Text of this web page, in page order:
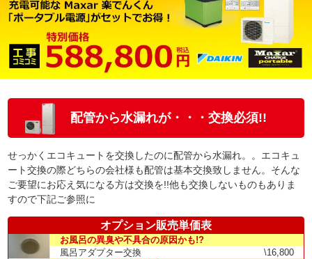
配管から水漏れが・・・交換必須!!
せっかくエコキュートを交換したのに配管から水漏れ。。エコキュ
ート交換の際どちらの会社様も配管は基本交換致しません。そんな
ご要望にお応え気になる方は交換を!!他も交換しないものもありま
すので下記ご参照に
オプション販売単価表
お風呂の異臭や不具合の原因かも!?
風呂アダプター交換
\16,800